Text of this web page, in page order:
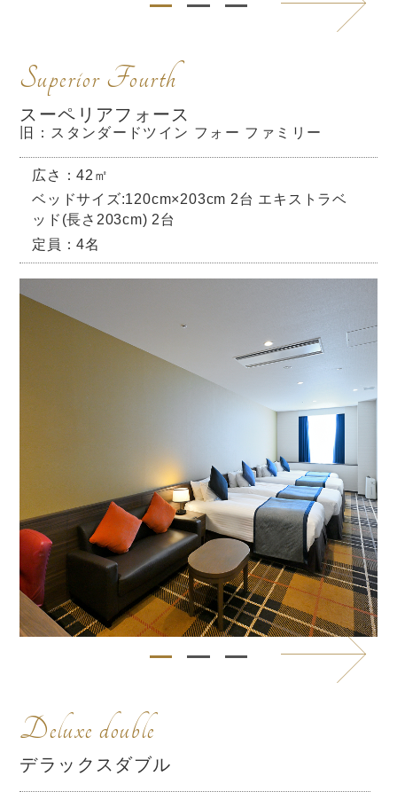
Superior Fourth
スーペリアフォース
旧：スタンダードツイン フォー ファミリー
広さ：42㎡
ベッドサイズ:120cm×203cm 2台 エキストラベ
ッド(長さ203cm) 2台
定員：4名
Deluxe double
デラックスダブル